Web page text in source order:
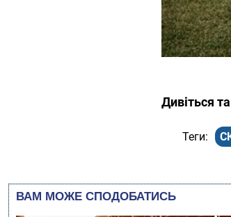
Дивіться